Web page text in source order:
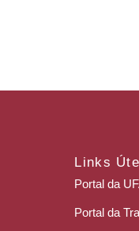
Links
Portal da
Portal da